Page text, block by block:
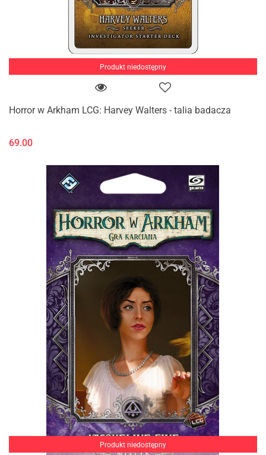
Produkt niedostępny
Horror w Arkham LCG: Harvey Walters - talia badacza
69.00
Produkt niedostępny